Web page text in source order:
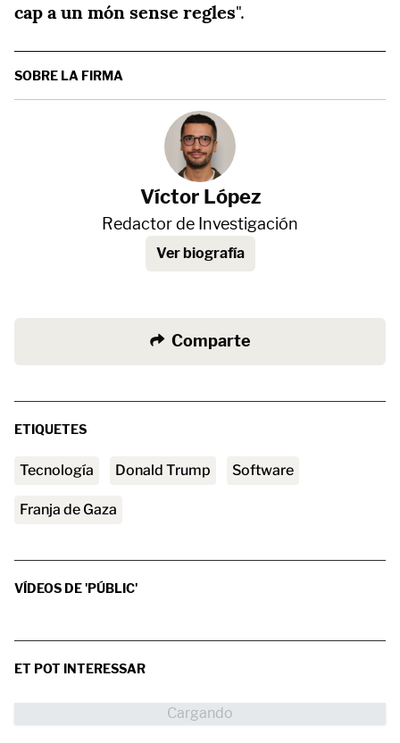
cap a un món sense regles".
SOBRE LA FIRMA
Víctor López
Redactor de Investigación
Ver biografía
Comparte
ETIQUETES
tecnología Donald Trump software
franja de Gaza
VÍDEOS DE 'PÚBLIC'
ET POT INTERESSAR